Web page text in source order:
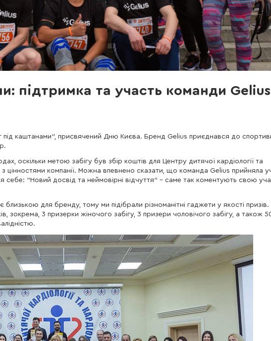
підтримка та участь команди Gelius
під каштанами”, присвячений Дню Києва. Бренд Gelius приєднався до
оскільки метою забігу був збір коштів для Центру дитячої кардіології та
з цінностями компанії. Можна впевнено сказати, що команда Gelius прийняла
себе: "Новий досвід та неймовірні відчуття" - саме так коментують свою
для бренду, тому ми підібрали різноманітні гаджети у якості призів.
зокрема, 3 призерки жіночого забігу, 3 призери чоловічого забігу, а також